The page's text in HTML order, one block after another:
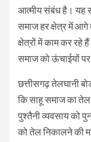
आत्मीय संबंध है। यह
समाज हर क्षेत्र में
क्षेत्रों में काम कर रहे
समाज को ऊंचाईयों पर
छत्तीसगढ़ तेलघानी
कि साहू समाज का तेल
पुश्तैनी व्यवसाय को
को तेल निकालने की